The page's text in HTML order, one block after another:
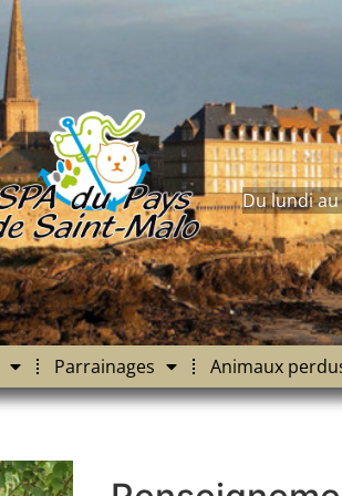
Du lundi au
Parrainages Animaux